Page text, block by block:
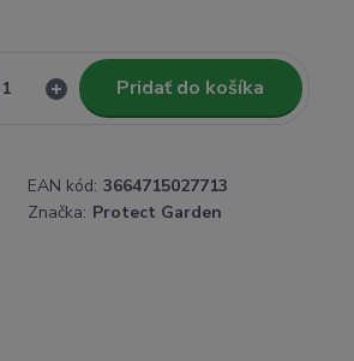
Pridať do košíka
EAN kód: 3664715027713
Značka: Protect Garden